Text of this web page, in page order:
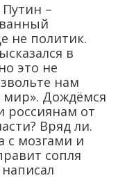
–
не политик.
в
это не
нам
мир». Дождёмся
россиянам от
Вряд ли.
с мозгами и
сопля